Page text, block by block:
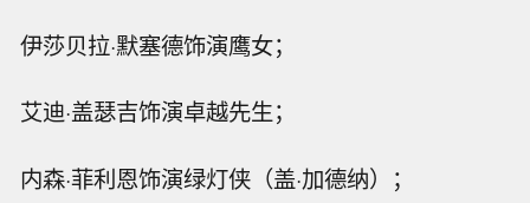
伊莎贝拉·默塞德饰演鹰女；
艾迪·盖瑟吉饰演卓越先生；
内森·菲利恩饰演绿灯侠（盖·加德纳）；